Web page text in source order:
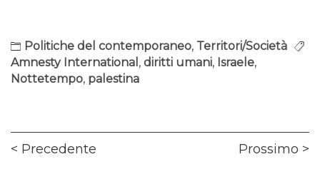
Politiche del contemporaneo, Territori/Società
Amnesty International , diritti umani, Israele,
Nottetempo, palestina
Navigazione
Precedente Prossimo